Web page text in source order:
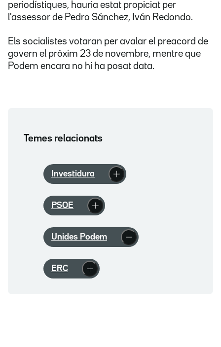
periodístiques, hauria estat propiciat per
l'assessor de Pedro Sánchez, Iván Redondo.
Els socialistes votaran per avalar el preacord de
govern el pròxim 23 de novembre, mentre que
Podem encara no hi ha posat data.
Temes relacionats
Investidura
PSOE
Unides Podem
ERC